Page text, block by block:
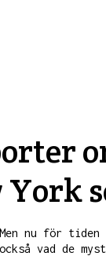
York
Men nu för
vad de